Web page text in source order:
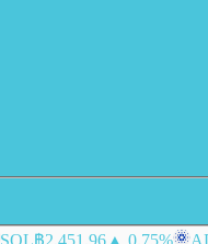
SOL฿2,451.96 ▲ 0.75%